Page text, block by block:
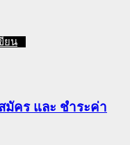
ยน
มัคร และ ชำระค่า